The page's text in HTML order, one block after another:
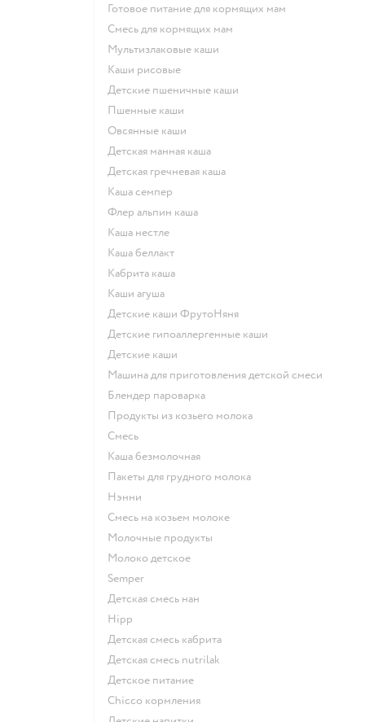
готовое питание для кормящих мам
смесь для кормящих мам
Мультизлаковые каши
Каши рисовые
Детские пшеничные каши
Пшенные каши
овсянные каши
детская манная каша
детская гречневая каша
каша семпер
флер альпин каша
каша нестле
каша беллакт
кабрита каша
каши агуша
Детские каши ФрутоНяня
Детские гипоаллергенные каши
детские каши
машина для приготовления детской смеси
блендер пароварка
продукты из козьего молока
смесь
каша безмолочная
пакеты для грудного молока
нэнни
смесь на козьем молоке
молочные продукты
молоко детское
semper
детская смесь нан
hipp
детская смесь кабрита
детская смесь nutrilak
детское питание
chicco кормления